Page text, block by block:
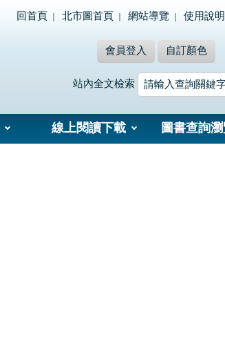
回首頁 北市圖首頁 網站導覽 使用說
會員登入 自訂顏色
站內全文檢索
線上閱讀下載 圖書查詢